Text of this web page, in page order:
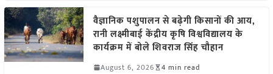
वैज्ञानिक पशुपालन से बढ़ेगी किसानों की आय,
रानी लक्ष्मीबाई केंद्रीय कृषि विश्वविद्यालय के
कार्यक्रम में बोले शिवराज सिंह चौहान
August 6, 2026 4 min read